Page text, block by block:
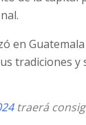
en
tradiciones
traerá